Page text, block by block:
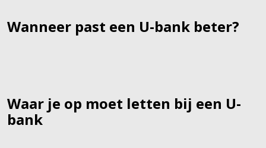
Wanneer past een U-bank beter?
Waar je op moet letten bij een U-
bank